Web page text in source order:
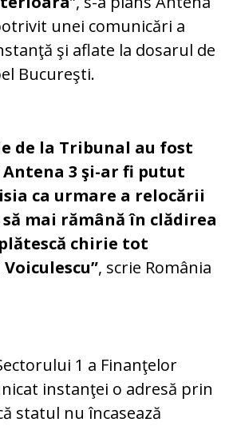
unei comunicări a
şi aflate la dosarul de
Bucureşti.
de la Tribunal au fost
3 şi-ar fi putut
ca urmare a relocării
mai rămână în clădirea
chirie tot
, scrie România
1 a Finanţelor
instanţei o adresă prin
statul nu încasează